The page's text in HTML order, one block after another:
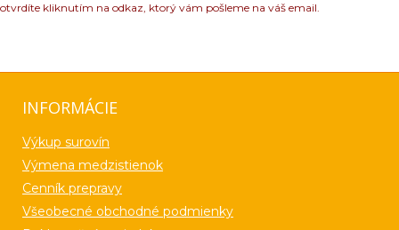
kliknutím na odkaz, ktorý vám pošleme na váš email.
INFORMÁCIE
Výkup surovín
Výmena medzistienok
Cenník prepravy
Všeobecné obchodné podmienky